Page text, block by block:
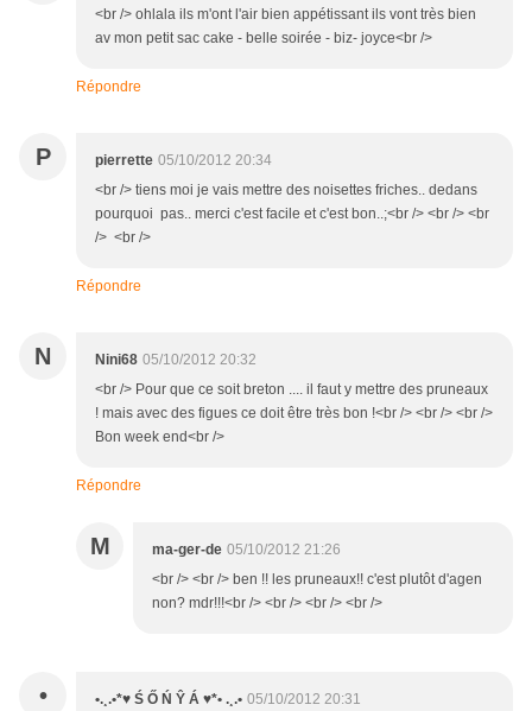
<br /> ohlala ils m'ont l'air bien appétissant ils vont très bien
av mon petit sac cake - belle soirée - biz- joyce<br />
Répondre
P pierrette 05/10/2012 20:34
<br /> tiens moi je vais mettre des noisettes friches.. dedans
pourquoi pas.. merci c'est facile et c'est bon..;<br /> <br /> <br
/> <br />
Répondre
N Nini68 05/10/2012 20:32
<br /> Pour que ce soit breton .... il faut y mettre des pruneaux
! mais avec des figues ce doit être très bon !<br /> <br /> <br />
Bon week end<br />
Répondre
M ma-ger-de 05/10/2012 21:26
<br /> <br /> ben !! les pruneaux!! c'est plutôt d'agen
non? mdr!!!<br /> <br /> <br /> <br />
• •.¸.•*♥ Ś Ő Ń Ŷ Á ♥*• .¸.• 05/10/2012 20:31